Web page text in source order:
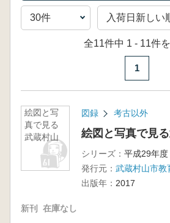
全11件中 1 - 11件
1
絵図と写
真で見る
武蔵村山
図録 考古以外
絵図と写真で見
シリーズ： 平成29年
発行元：
出版年： 2017
新刊 在庫なし